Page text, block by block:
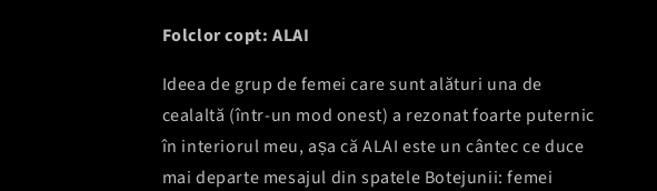
Folclor copt: ALAI
Ideea de grup de femei care sunt alături una de
cealaltă (într-un mod onest) a rezonat foarte puternic
în interiorul meu, așa că ALAI este un cântec ce duce
mai departe mesajul din spatele Botejunii: femei